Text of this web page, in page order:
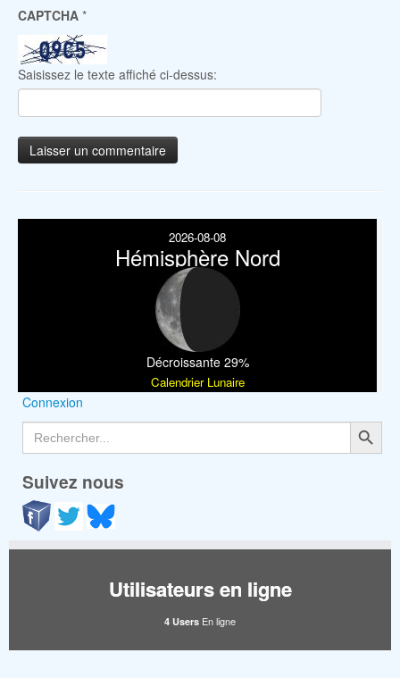
CAPTCHA *
Saisissez le texte affiché ci-dessus:
2026-08-08
Hémisphère Nord
Décroissante 29%
Calendrier Lunaire
Connexion
Search
for:
Search Button
Suivez nous
Utilisateurs en ligne
4 Users En ligne